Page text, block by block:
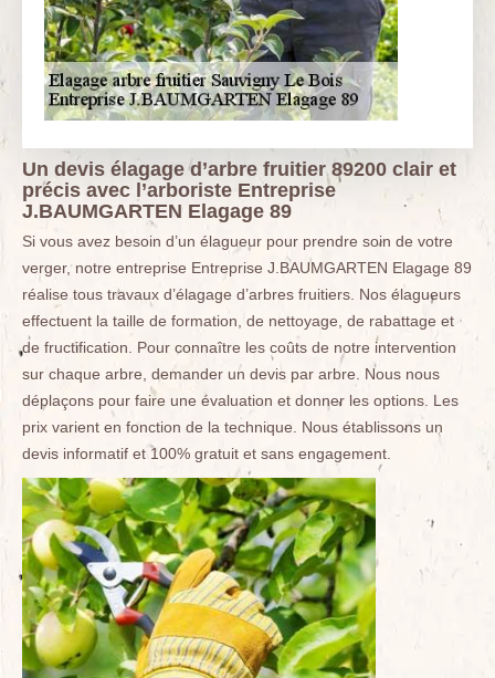
Un devis élagage d’arbre fruitier 89200 clair et
précis avec l’arboriste Entreprise
J.BAUMGARTEN Elagage 89
Si vous avez besoin d’un élagueur pour prendre soin de votre
verger, notre entreprise Entreprise J.BAUMGARTEN Elagage 89
réalise tous travaux d’élagage d’arbres fruitiers. Nos élagueurs
effectuent la taille de formation, de nettoyage, de rabattage et
de fructification. Pour connaître les coûts de notre intervention
sur chaque arbre, demander un devis par arbre. Nous nous
déplaçons pour faire une évaluation et donner les options. Les
prix varient en fonction de la technique. Nous établissons un
devis informatif et 100% gratuit et sans engagement.